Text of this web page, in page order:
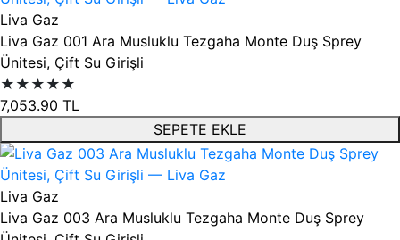
Liva Gaz
Liva Gaz 001 Ara Musluklu Tezgaha Monte Duş Sprey
Ünitesi, Çift Su Girişli
★★★★★
7,053.90 TL
SEPETE EKLE
Liva Gaz
Liva Gaz 003 Ara Musluklu Tezgaha Monte Duş Sprey